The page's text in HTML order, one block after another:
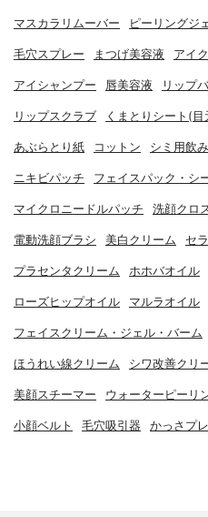
マスカラリムーバー ピーリングジ
毛穴スプレー まつげ美容液 アイ
アイシャンプー 唇美容液 リップ
リップスクラブ くまとりシート(
あぶらとり紙 コットン シミ用飲
ニキビパッチ フェイスパック・シ
マイクロニードルパッチ 洗顔クロ
電動洗顔ブラシ 美白クリーム セ
プラセンタクリーム ホホバオイル
ローズヒップオイル マルラオイル
フェイスクリーム・ジェル・バーム
ほうれい線クリーム シワ改善クリ
美顔スチーマー ウォーターピーリ
小顔ベルト 毛穴吸引器 かっさプ